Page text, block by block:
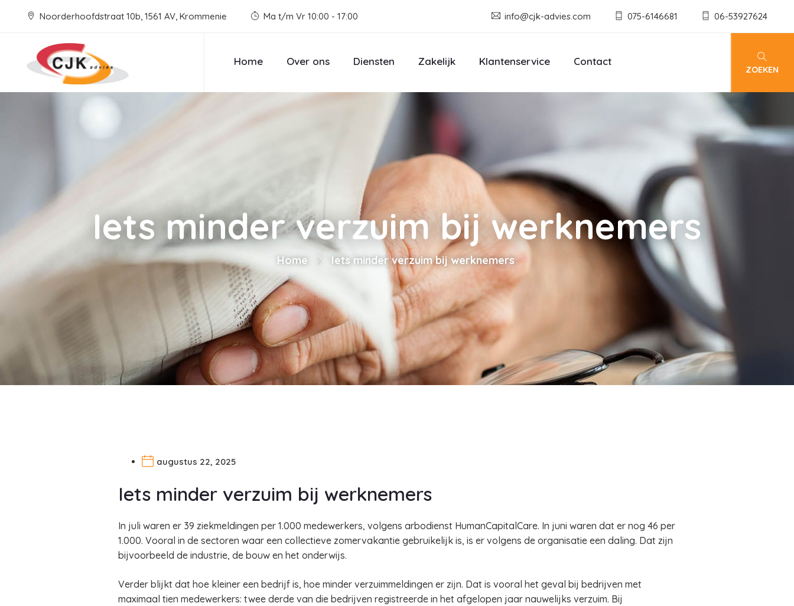
Noorderhoofdstraat 10b, 1561 AV, Krommenie Ma t/m Vr 10:00 - 17:00 info@cjk-advies.com 075-6146681 06-53927624
Home Over ons Diensten Zakelijk Klantenservice Contact
ZOEKEN
Iets minder verzuim bij werknemers
Home Iets minder verzuim bij werknemers
augustus 22, 2025
Iets minder verzuim bij werknemers
In juli waren er 39 ziekmeldingen per 1.000 medewerkers, volgens arbodienst HumanCapitalCare. In juni waren dat er nog 46 per
1.000. Vooral in de sectoren waar een collectieve zomervakantie gebruikelijk is, is er volgens de organisatie een daling. Dat zijn
bijvoorbeeld de industrie, de bouw en het onderwijs.
Verder blijkt dat hoe kleiner een bedrijf is, hoe minder verzuimmeldingen er zijn. Dat is vooral het geval bij bedrijven met
maximaal tien medewerkers: twee derde van die bedrijven registreerde in het afgelopen jaar nauwelijks verzuim. Bij